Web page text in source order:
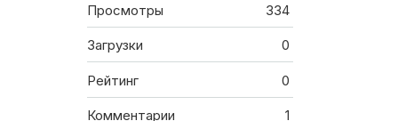
Просмотры 334
Загрузки 0
Рейтинг 0
Комментарии 1